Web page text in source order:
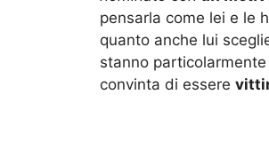
pensarla come lei e le
quanto anche lui
stanno
convinta di essere